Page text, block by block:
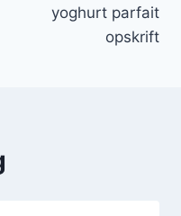
yoghurt parfait
opskrift